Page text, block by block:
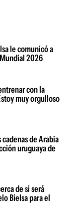
le comunicó a
2026
con la
muy orgulloso
de Arabia
uruguaya de
de si será
Bielsa para el